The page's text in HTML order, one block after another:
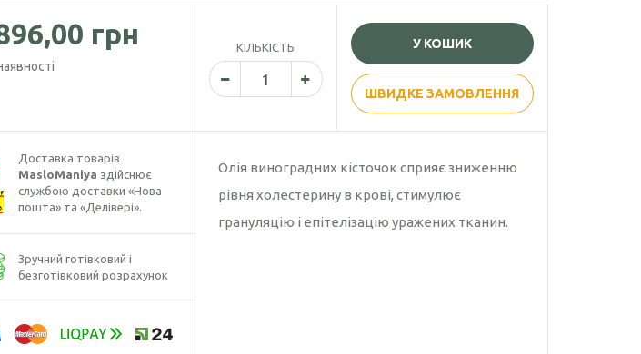
Борошно зародків пшениці
Борошно лляне
Борошно розторопші
Насіння льону коричневого
Насіння розторопші
грн КІЛЬКІСТЬ У КОШИК
ШВИДКЕ ЗАМОВЛЕННЯ
Доставка товарів
MasloManiya здійснює
службою доставки «Нова
пошта» та «Делівері».
Зручний готівковий і
безготівковий розрахунок
Олія виноградних кісточок сприяє зниженню
рівня холестерину в крові, стимулює
грануляцію і епітелізацію уражених тканин.